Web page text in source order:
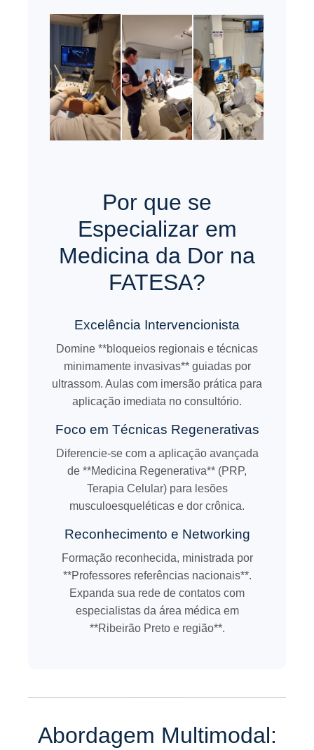
Por que se
Especializar em
Medicina da Dor na
FATESA?
Excelência Intervencionista
Domine **bloqueios regionais e técnicas
minimamente invasivas** guiadas por
ultrassom. Aulas com imersão prática para
aplicação imediata no consultório.
Foco em Técnicas Regenerativas
Diferencie-se com a aplicação avançada
de **Medicina Regenerativa** (PRP,
Terapia Celular) para lesões
musculoesqueléticas e dor crônica.
Reconhecimento e Networking
Formação reconhecida, ministrada por
**Professores referências nacionais**.
Expanda sua rede de contatos com
especialistas da área médica em
**Ribeirão Preto e região**.
Abordagem Multimodal: